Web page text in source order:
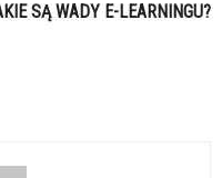
SĄ WADY E-LEARNINGU?